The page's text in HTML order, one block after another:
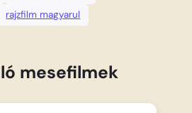
rajzfilm magyarul
mesefilmek